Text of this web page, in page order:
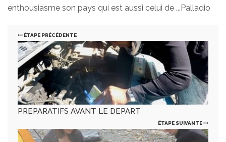
enthousiasme son pays qui est aussi celui de ...Palladio
ÉTAPE PRÉCÉDENTE
PREPARATIFS AVANT LE DEPART
ÉTAPE SUIVANTE